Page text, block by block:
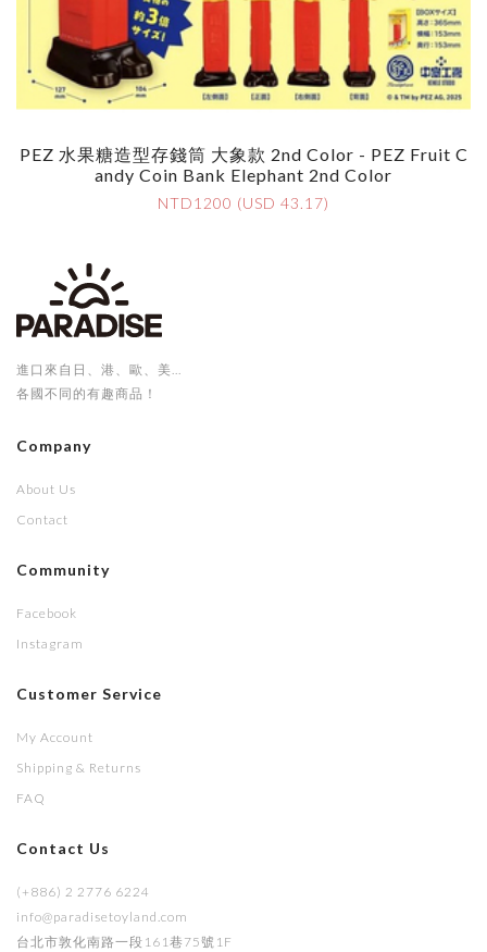
PEZ 水果糖造型存錢筒 大象款 2nd Color - PEZ Fruit C
Andy Coin Bank Elephant 2nd Color
NTD1200 (USD 43.17)
進口來自日、港、歐、美...
各國不同的有趣商品！
Company
About Us
Contact
Community
Facebook
Instagram
Customer Service
My Account
Shipping & Returns
FAQ
Contact Us
(+886) 2 2776 6224
info@paradisetoyland.com
台北市敦化南路一段161巷75號1F